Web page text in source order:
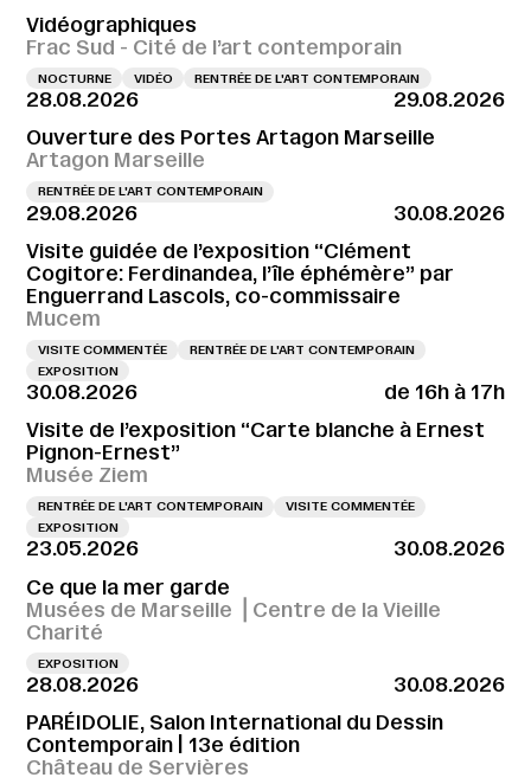
Vidéographiques
Frac Sud - Cité de l’art contemporain
NOCTURNE VIDÉO RENTRÉE DE L'ART CONTEMPORAIN
28.08.2026
29.08.2026
Ouverture des Portes Artagon Marseille
Artagon Marseille
RENTRÉE DE L'ART CONTEMPORAIN
29.08.2026
30.08.2026
Visite guidée de l’exposition “Clément
Cogitore: Ferdinandea, l’île éphémère” par
Enguerrand Lascols, co-commissaire
Mucem
VISITE COMMENTÉE
RENTRÉE DE L'ART CONTEMPORAIN
EXPOSITION
30.08.2026
de 16h à 17h
Visite de l’exposition “Carte blanche à Ernest
Pignon-Ernest”
Musée Ziem
RENTRÉE DE L'ART CONTEMPORAIN
VISITE COMMENTÉE
EXPOSITION
23.05.2026
30.08.2026
Ce que la mer garde
Musées de Marseille ⎪Centre de la Vieille
Charité
EXPOSITION
28.08.2026
30.08.2026
PARÉIDOLIE, Salon International du Dessin
Contemporain | 13e édition
Château de Servières